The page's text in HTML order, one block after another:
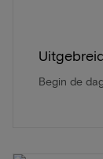
Begin de